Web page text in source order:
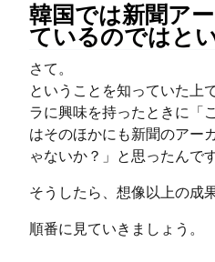
韓国では新聞ア
ているのではと
さて。
ということを知っていた上
ラに興味を持ったときに「
はそのほかにも新聞のアー
ゃないか？」と思ったんです
そうしたら、想像以上の成
順番に見ていきましょう。